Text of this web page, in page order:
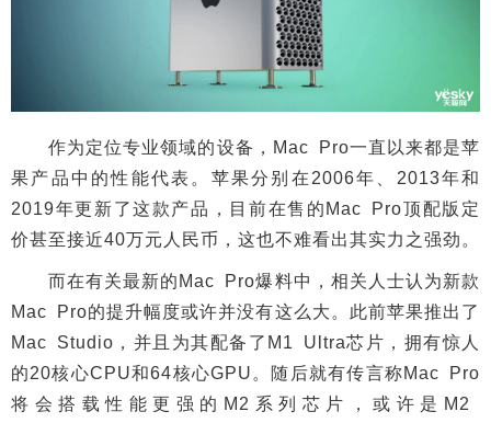
作为定位专业领域的设备，Mac Pro一直以来都是苹
果产品中的性能代表。苹果分别在2006年、2013年和
2019年更新了这款产品，目前在售的Mac Pro顶配版定
价甚至接近40万元人民币，这也不难看出其实力之强劲。
而在有关最新的Mac Pro爆料中，相关人士认为新款
Mac Pro的提升幅度或许并没有这么大。此前苹果推出了
Mac Studio，并且为其配备了M1 Ultra芯片，拥有惊人
的20核心CPU和64核心GPU。随后就有传言称Mac Pro
将会搭载性能更强的M2系列芯片，或许是M2